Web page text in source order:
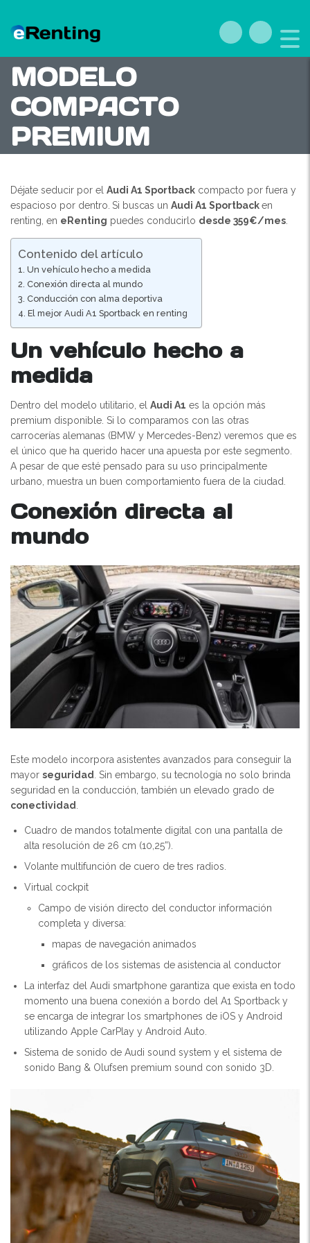
AUDI A1
SPORTBACK: EL
MODELO
COMPACTO
PREMIUM
Déjate seducir por el Audi A1 Sportback compacto por fuera y
espacioso por dentro. Si buscas un Audi A1 Sportbacken
renting, en eRenting puedes conducirlo desde 359€/mes
Contenido del artículo
Un vehículo hecho a medida
Conexión directa al mundo
Conducción con alma deportiva
El mejor Audi A1 Sportback en renting
Un vehículo hecho a
medida
Dentro del modelo utilitario, el Audi A1 es la opción más
premium disponible. Si lo comparamos con las otras
carrocerías alemanas (BMW y Mercedes-Benz) veremos que es
el único que ha querido hacer una apuesta por este segmento.
A pesar de que esté pensado para su uso principalmente
urbano, muestra un buen comportamiento fuera de la ciudad.
Conexión directa al
mundo
Este modelo incorpora asistentes avanzados para conseguir la
mayor seguridad
. Sin embargo, su tecnología no solo brinda
seguridad en la conducción, también un elevado grado de
conectividad
Cuadro de mandos totalmente digital con una pantalla de
alta resolución de 26 cm (10,25”).
Volante multifunción de cuero de tres radios.
Virtual cockpit
Campo de visión directo del conductor información
completa y diversa:
mapas de navegación animados
gráficos de los sistemas de asistencia al conductor
La interfaz del Audi smartphone garantiza que exista en todo
momento una buena conexión a bordo del A1 Sportback y
se encarga de integrar los smartphones de iOS y Android
utilizando Apple CarPlay y Android Auto.
Sistema de sonido de Audi sound system y el sistema de
sonido Bang & Olufsen premium sound con sonido 3D.